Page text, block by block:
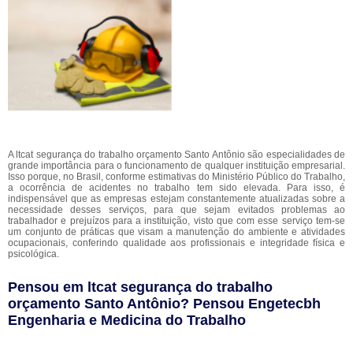
A ltcat segurança do trabalho orçamento Santo Antônio são especialidades de
grande importância para o funcionamento de qualquer instituição empresarial.
Isso porque, no Brasil, conforme estimativas do Ministério Público do Trabalho,
a ocorrência de acidentes no trabalho tem sido elevada. Para isso, é
indispensável que as empresas estejam constantemente atualizadas sobre a
necessidade desses serviços, para que sejam evitados problemas ao
trabalhador e prejuízos para a instituição, visto que com esse serviço tem-se
um conjunto de práticas que visam a manutenção do ambiente e atividades
ocupacionais, conferindo qualidade aos profissionais e integridade física e
psicológica.
Pensou em ltcat segurança do trabalho
orçamento Santo Antônio? Pensou Engetecbh
Engenharia e Medicina do Trabalho